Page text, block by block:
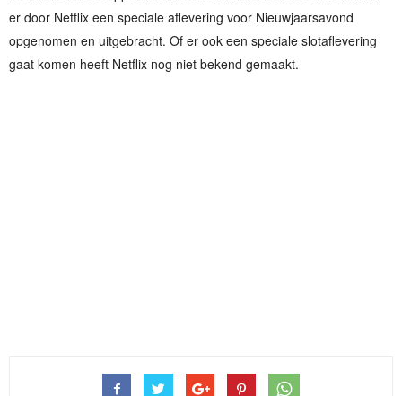
er door Netflix een speciale aflevering voor Nieuwjaarsavond
opgenomen en uitgebracht. Of er ook een speciale slotaflevering
gaat komen heeft Netflix nog niet bekend gemaakt.